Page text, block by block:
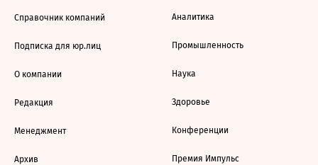
Справочник компаний
Подписка для юр.лиц
О компании
Редакция
Менеджмент
Архив
Аналитика
Промышленность
Наука
Здоровье
Конференции
Премия Импульс